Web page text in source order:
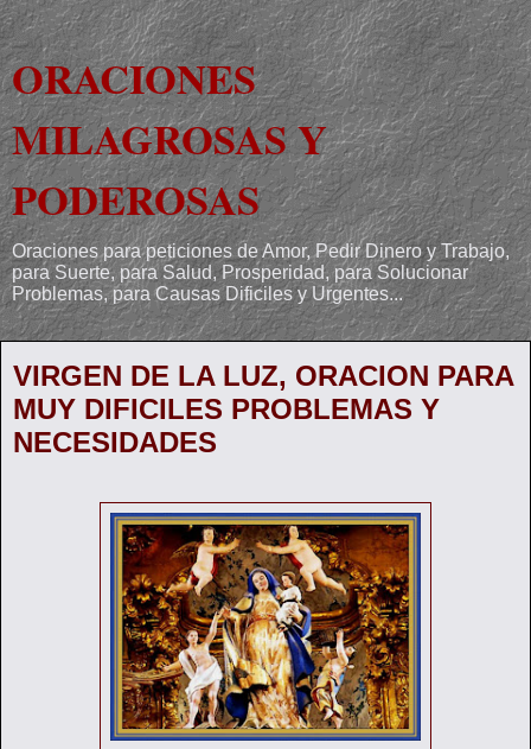
ORACIONES
MILAGROSAS Y
PODEROSAS
Oraciones para peticiones de Amor, Pedir Dinero y Trabajo,
para Suerte, para Salud, Prosperidad, para Solucionar
Problemas, para Causas Dificiles y Urgentes...
VIRGEN DE LA LUZ, ORACION PARA
MUY DIFICILES PROBLEMAS Y
NECESIDADES